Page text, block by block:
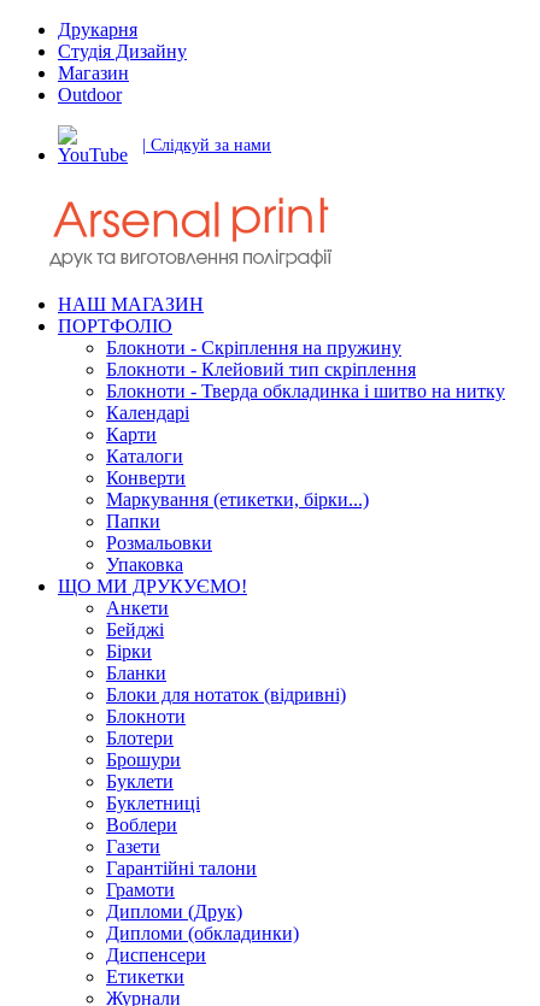
Друкарня
Студія Дизайну
Магазин
Outdoor
| Слідкуй за нами
НАШ МАГАЗИН
ПОРТФОЛІО
Блокноти - Скріплення на пружину
Блокноти - Клейовий тип скріплення
Блокноти - Тверда обкладинка і шитво на нитку
Календарі
Карти
Каталоги
Конверти
Маркування (етикетки, бірки...)
Папки
Розмальовки
Упаковка
ЩО МИ ДРУКУЄМО!
Анкети
Бейджі
Бірки
Бланки
Блоки для нотаток (відривні)
Блокноти
Блотери
Брошури
Буклети
Буклетниці
Воблери
Газети
Гарантійні талони
Грамоти
Дипломи (Друк)
Дипломи (обкладинки)
Диспенсери
Етикетки
Журнали